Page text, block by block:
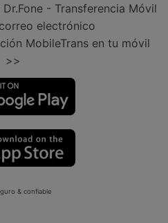
- Transferencia Móvil
electrónico
MobileTrans en tu móvil
>>
& confiable